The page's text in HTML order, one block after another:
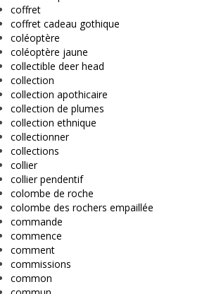
coffret
coffret cadeau gothique
coléoptère
coléoptère jaune
collectible deer head
collection
collection apothicaire
collection de plumes
collection ethnique
collectionner
collections
collier
collier pendentif
colombe de roche
colombe des rochers empaillée
commande
commence
comment
commissions
common